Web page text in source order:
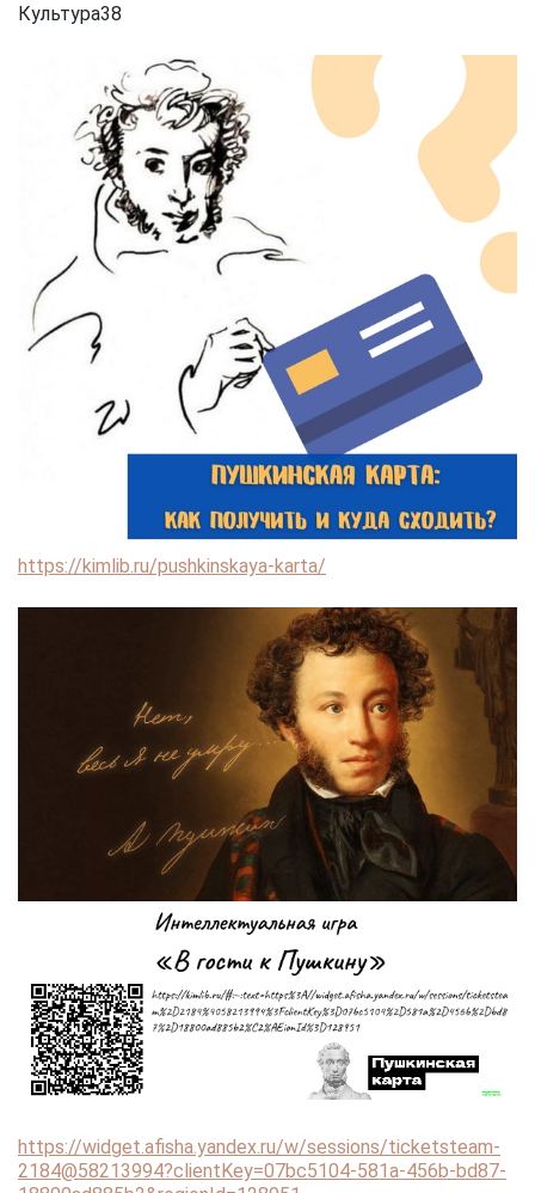
Культура38
https://kimlib.ru/pushkinskaya-karta/
https://widget.afisha.yandex.ru/w/sessions/ticketsteam-
2184@58213994?clientKey=07bc5104-581a-456b-bd87-